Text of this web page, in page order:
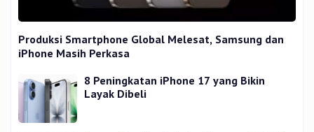
Produksi Smartphone Global Melesat, Samsung dan
iPhone Masih Perkasa
8 Peningkatan iPhone 17 yang Bikin
Layak Dibeli